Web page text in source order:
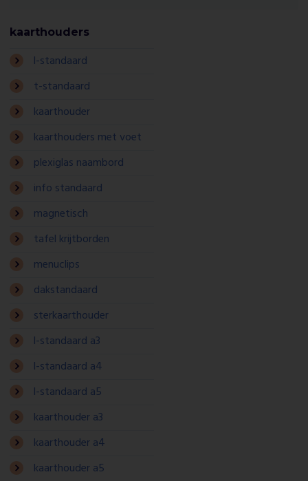
kaarthouders
l-standaard
t-standaard
kaarthouder
kaarthouders met voet
plexiglas naambord
info standaard
magnetisch
tafel krijtborden
menuclips
dakstandaard
sterkaarthouder
l-standaard a3
l-standaard a4
l-standaard a5
kaarthouder a3
kaarthouder a4
kaarthouder a5